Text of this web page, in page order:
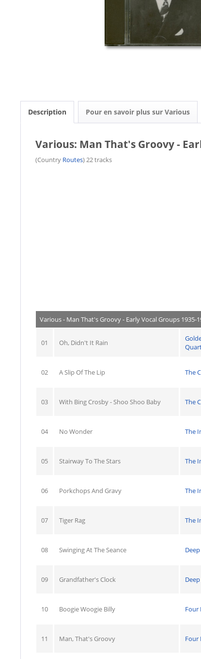
Description Pour en savoir plus sur Various
Various: Man That's Groovy -
(Country Routes) 22 tracks
Various - Man That's Groovy - Early Vocal Groups 1935-
01 Oh, Didn't It Rain
02 A Slip Of The Lip The
03 With Bing Crosby - Shoo Shoo Baby The
04 No Wonder The
05 Stairway To The Stars The
06 Porkchops And Gravy The
07 Tiger Rag The
08 Swinging At The Seance
09 Grandfather's Clock
10 Boogie Woogie Billy Four
11 Man, That's Groovy Four